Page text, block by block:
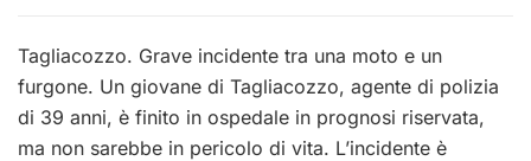
Tagliacozzo. Grave incidente tra una moto e un
furgone. Un giovane di Tagliacozzo, agente di polizia
di 39 anni, è finito in ospedale in prognosi riservata,
ma non sarebbe in pericolo di vita. L’incidente è